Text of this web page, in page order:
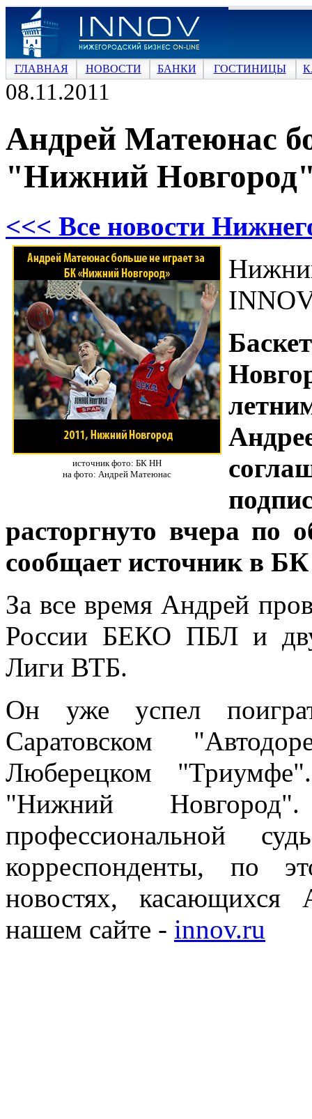
ГЛАВНАЯ НОВОСТИ БАНКИ ГОСТИНИЦЫ
08.11.2011
Андрей Матеюнас
"Нижний
<<< Все новости
источник фото: БК НН
на фото: Андрей Матеюнас
расторгнуто вчера по
сообщает источник в
За все время Андрей
России БЕКО ПБЛ и
Лиги ВТБ.
Он уже успел
Саратовском
Люберецком
"Нижний
профессиональной
корреспонденты, по
новостях,
нашем сайте - innov.ru